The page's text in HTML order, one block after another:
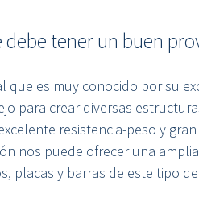
tener un buen
que es muy conocido por su
para crear diversas
resistencia-peso y
nos puede ofrecer una
placas y barras de este tipo